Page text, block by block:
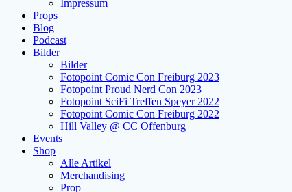
Impressum
Props
Blog
Podcast
Bilder
Bilder
Fotopoint Comic Con Freiburg 2023
Fotopoint Proud Nerd Con 2023
Fotopoint SciFi Treffen Speyer 2022
Fotopoint Comic Con Freiburg 2022
Hill Valley @ CC Offenburg
Events
Shop
Alle Artikel
Merchandising
Prop